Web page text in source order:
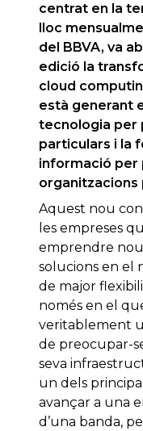
centrat en la
lloc
del BBVA, va
edició la
cloud
està generant
tecnologia per
particulars i la
informació per
organitzacions
Aquest nou
les empreses
emprendre
solucions en el
de major
només en el
veritablement
de preocupar-
seva
un dels
avançar a una
d’una banda,